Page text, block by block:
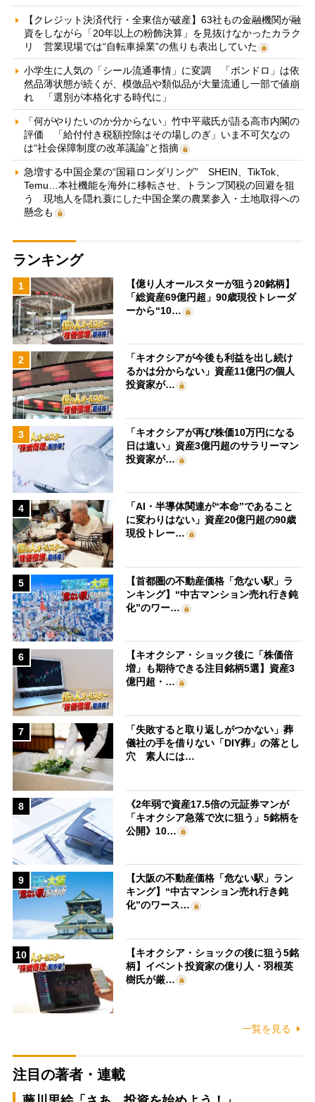
【クレジット決済代行・全東信が破産】63社もの金融機関が融
資をしながら「20年以上の粉飾決算」を見抜けなかったカラク
リ 営業現場では“自転車操業”の焦りも表出していた
小学生に人気の「シール流通事情」に変調 「ボンドロ」は依
然品薄状態が続くが、模倣品や類似品が大量流通し一部で値崩
れ 「選別が本格化する時代に」
「何がやりたいのか分からない」竹中平蔵氏が語る高市内閣の
評価 「給付付き税額控除はその場しのぎ」いま不可欠なの
は“社会保障制度の改革議論”と指摘
急増する中国企業の“国籍ロンダリング” SHEIN、TikTok、
Temu…本社機能を海外に移転させ、トランプ関税の回避を狙
う 現地人を隠れ蓑にした中国企業の農業参入・土地取得への
懸念も
ランキング
1
【億り人オールスターが狙う20銘柄】
「総資産69億円超」90歳現役トレーダ
ーから“10…
2
「キオクシアが今後も利益を出し続け
るかは分からない」資産11億円の個人
投資家が…
3
「キオクシアが再び株価10万円になる
日は遠い」資産3億円超のサラリーマン
投資家が…
4
「AI・半導体関連が“本命”であること
に変わりはない」資産20億円超の90歳
現役トレー…
5
【首都圏の不動産価格「危ない駅」ラ
ンキング】“中古マンション売れ行き鈍
化”のワー…
6
【キオクシア・ショック後に「株価倍
増」も期待できる注目銘柄5選】資産3
億円超・…
7
「失敗すると取り返しがつかない」葬
儀社の手を借りない「DIY葬」の落とし
穴 素人には…
8
《2年弱で資産17.5倍の元証券マンが
「キオクシア急落で次に狙う」5銘柄を
公開》10…
9
【大阪の不動産価格「危ない駅」ラン
キング】“中古マンション売れ行き鈍
化”のワース…
10
【キオクシア・ショックの後に狙う5銘
柄】イベント投資家の億り人・羽根英
樹氏が厳…
一覧を見る
注目の著者・連載